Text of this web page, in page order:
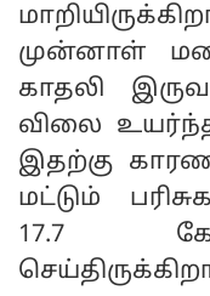
முன்னாள்
காதலி
விலை
இதற்கு
மட்டும்
17.7